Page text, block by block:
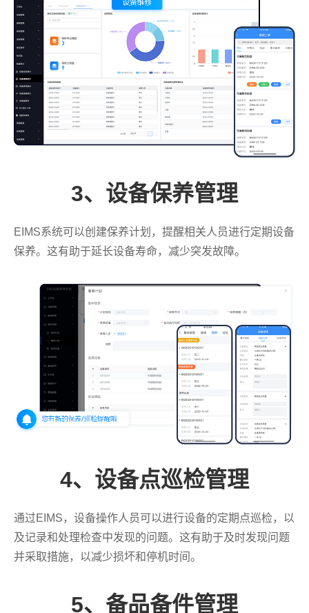
3、设备保养管理
EIMS系统可以创建保养计划，提醒相关人员进行定期设备
保养。这有助于延长设备寿命，减少突发故障。
4、设备点巡检管理
通过EIMS，设备操作人员可以进行设备的定期点巡检，以
及记录和处理检查中发现的问题。这有助于及时发现问题
并采取措施，以减少损坏和停机时间。
5、备品备件管理